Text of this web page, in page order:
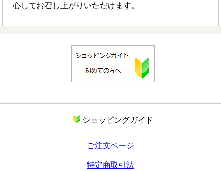
心してお召し上がりいただけます。
ショッピングガイド
ご注文ページ
特定商取引法